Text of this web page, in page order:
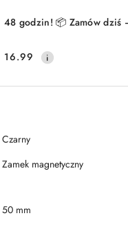
48 godzin! 📦 Zamów dziś
16.99
Czarny
Zamek magnetyczny
50 mm